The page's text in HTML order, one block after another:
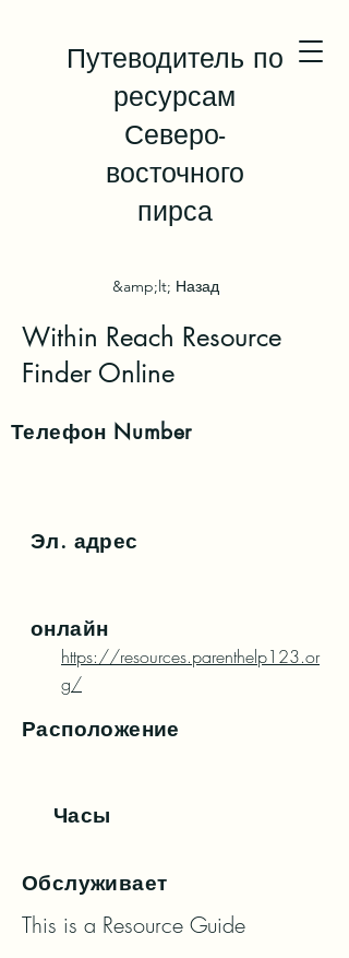
Путеводитель по
ресурсам
Северо-
восточного
пирса
&amp;lt; Назад
Within Reach Resource
Finder Online
Телефон Number
Эл. адрес
онлайн
https://resources.parenthelp123.or
g/
Расположение
Часы
Обслуживает
This is a Resource Guide